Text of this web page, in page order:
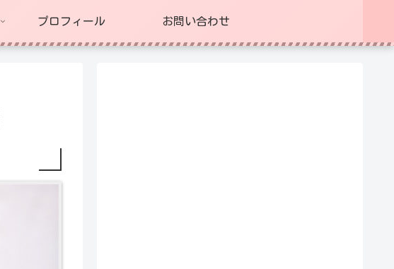
プロフィール お問い合わせ